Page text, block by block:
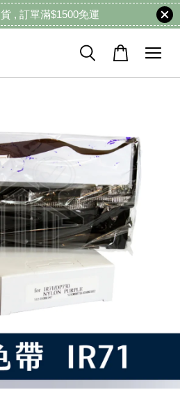
, 訂單滿$1500免運